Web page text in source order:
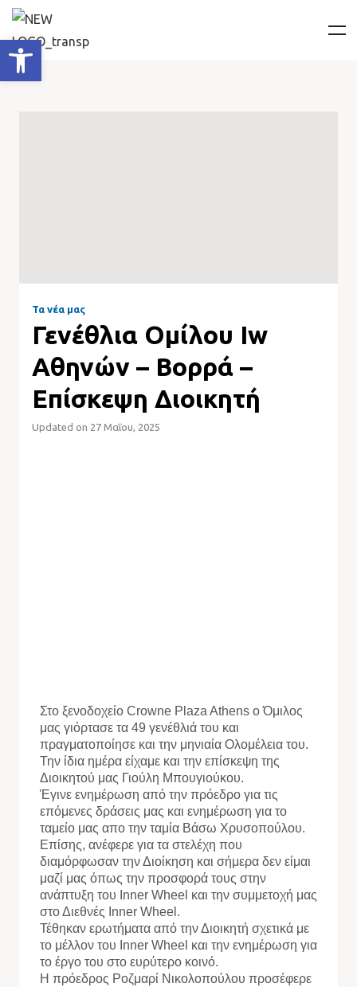
Τα νέα μας
Γενέθλια Ομίλου Iw
Αθηνών – Βορρά –
Επίσκεψη Διοικητή
Updated on 27 Μαΐου, 2025
Στο ξενοδοχείο Crowne Plaza Athens ο Όμιλος
μας γιόρτασε τα 49 γενέθλιά του και
πραγματοποίησε και την μηνιαία Ολομέλεια του.
Την ίδια ημέρα είχαμε και την επίσκεψη της
Διοικητού μας Γιούλη Μπουγιούκου.
Έγινε ενημέρωση από την πρόεδρο για τις
επόμενες δράσεις μας και ενημέρωση για το
ταμείο μας απο την ταμία Βάσω Χρυσοπούλου.
Επίσης, ανέφερε για τα στελέχη που
διαμόρφωσαν την Διοίκηση και σήμερα δεν είμαι
μαζί μας όπως την προσφορά τους στην
ανάπτυξη του Ιnner Wheel και την συμμετοχή μας
στο Διεθνές Inner Wheel.
Τέθηκαν ερωτήματα από την Διοικητή σχετικά με
το μέλλον του Inner Wheel και την ενημέρωση για
το έργο του στο ευρύτερο κοινό.
Η πρόεδρος Ροζμαρί Νικολοπούλου προσέφερε
Ανοίξτε τη γραμμή εργαλείων